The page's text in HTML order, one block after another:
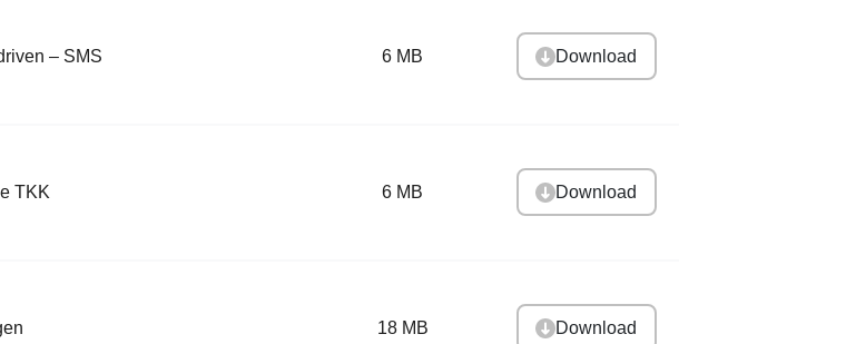
– SMS 6 MB Download
TKK 6 MB Download
18 MB Download